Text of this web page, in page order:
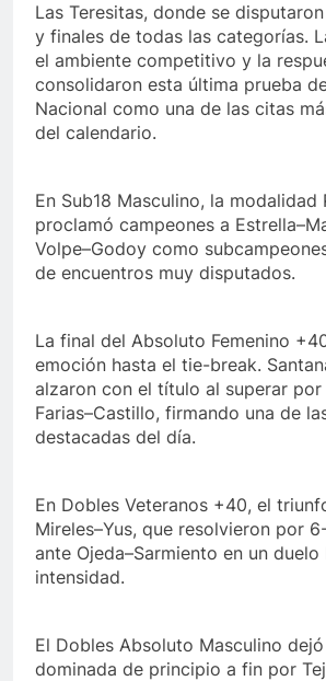
Las Teresitas, donde se
y finales de todas las categorías.
el ambiente competitivo y la
consolidaron esta última prueba
Nacional como una de las citas
del calendario.
En Sub18 Masculino, la modalidad
proclamó campeones a
Volpe–Godoy como
de encuentros muy disputados.
La final del Absoluto Femenino
emoción hasta el tie-break.
alzaron con el título al superar por
Farias–Castillo, firmando una de
destacadas del día.
En Dobles Veteranos +40, el
Mireles–Yus, que resolvieron por
ante Ojeda–Sarmiento en un duelo
intensidad.
El Dobles Absoluto Masculino
dominada de principio a fin por